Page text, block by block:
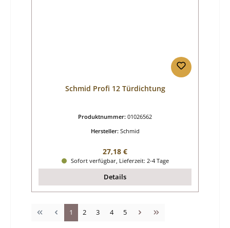
Schmid Profi 12 Türdichtung
Produktnummer: 01026562
Hersteller: Schmid
Regulärer Preis:
27,18 €
Sofort verfügbar, Lieferzeit: 2-4 Tage
Details
Seite
1 Seite
2 Seite
3 Seite
4 Seite
5